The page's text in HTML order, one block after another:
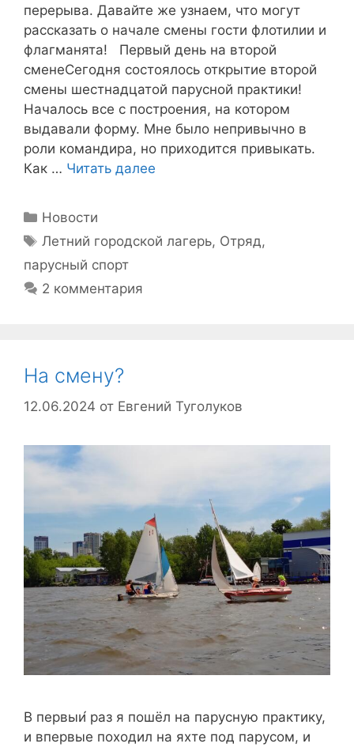
перерыва. Давайте же узнаем, что могут
рассказать о начале смены гости флотилии и
флагманята! Первый день на второй
сменеСегодня состоялось открытие второй
смены шестнадцатой парусной практики!
Началось все с построения, на котором
выдавали форму. Мне было непривычно в
роли командира, но приходится привыкать.
Как … Читать далее
Рубрики
Новости
Метки
Летний городской лагерь, Отряд,
парусный спорт
2 комментария
На смену?
12.06.2024 от Евгений Туголуков
В первыи́ раз я пошёл на парусную практику,
и впервые походил на яхте под парусом, и